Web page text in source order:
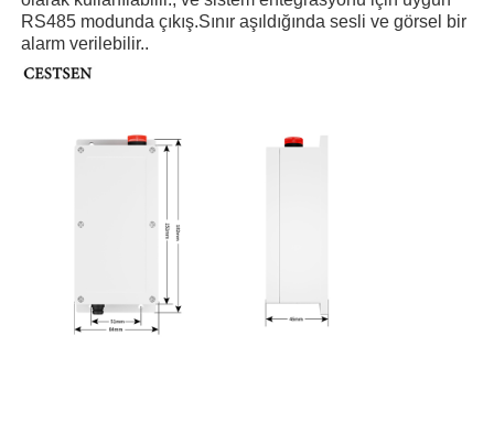
RS485 modunda çıkış.Sınır aşıldığında sesli ve görsel bir
alarm verilebilir..